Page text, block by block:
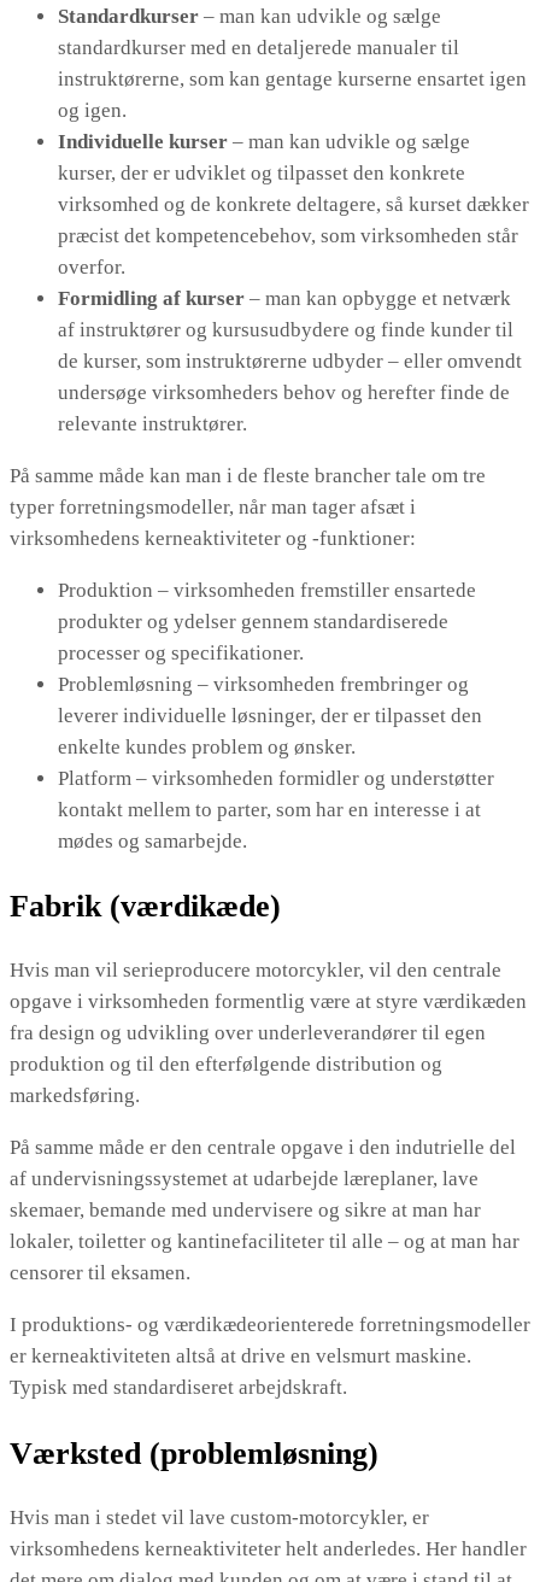
Standardkurser – man kan udvikle og sælge
standardkurser med en detaljerede manualer til
instruktørerne, som kan gentage kurserne ensartet igen
og igen.
Individuelle kurser – man kan udvikle og sælge
kurser, der er udviklet og tilpasset den konkrete
virksomhed og de konkrete deltagere, så kurset dækker
præcist det kompetencebehov, som virksomheden står
overfor.
Formidling af kurser – man kan opbygge et netværk
af instruktører og kursusudbydere og finde kunder til
de kurser, som instruktørerne udbyder – eller omvendt
undersøge virksomheders behov og herefter finde de
relevante instruktører.
På samme måde kan man i de fleste brancher tale om tre
typer forretningsmodeller, når man tager afsæt i
virksomhedens kerneaktiviteter og -funktioner:
Produktion – virksomheden fremstiller ensartede
produkter og ydelser gennem standardiserede
processer og specifikationer.
Problemløsning – virksomheden frembringer og
leverer individuelle løsninger, der er tilpasset den
enkelte kundes problem og ønsker.
Platform – virksomheden formidler og understøtter
kontakt mellem to parter, som har en interesse i at
mødes og samarbejde.
Fabrik (værdikæde)
Hvis man vil serieproducere motorcykler, vil den centrale
opgave i virksomheden formentlig være at styre værdikæden
fra design og udvikling over underleverandører til egen
produktion og til den efterfølgende distribution og
markedsføring.
På samme måde er den centrale opgave i den indutrielle del
af undervisningssystemet at udarbejde læreplaner, lave
skemaer, bemande med undervisere og sikre at man har
lokaler, toiletter og kantinefaciliteter til alle – og at man har
censorer til eksamen.
I produktions- og værdikædeorienterede forretningsmodeller
er kerneaktiviteten altså at drive en velsmurt maskine.
Typisk med standardiseret arbejdskraft.
Værksted (problemløsning)
Hvis man i stedet vil lave custom-motorcykler, er
virksomhedens kerneaktiviteter helt anderledes. Her handler